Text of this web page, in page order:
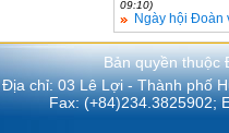
09:10)
Ngày hội Đoàn
Bản quyền thuộc
Địa chỉ: 03 Lê Lợi - Thành phố
Fax: (+84)234.3825902;